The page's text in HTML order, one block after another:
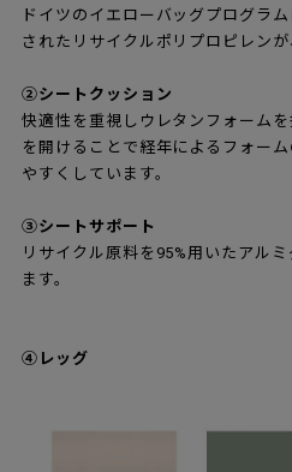
ドイツのイエローバッグプログラ
されたリサイクルポリプロピレンが
②シートクッション
快適性を重視しウレタンフォーム
を開けることで経年によるフォー
やすくしています。
③シートサポート
リサイクル原料を95%用いたアル
ます。
④レッグ